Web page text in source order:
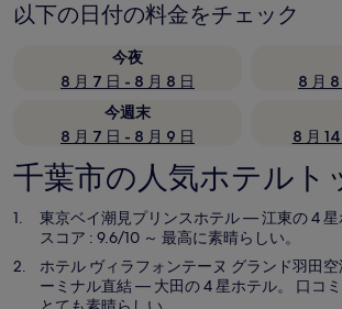
以下の日付の料金をチェック
今夜
8 月 7 日 - 8 月 8 日
8 月
今週末
8 月 7 日 - 8 月 9 日
8 月
千葉市の人気ホテルト
東京ベイ潮見プリンスホテル— 江東の 4 星
スコア : 9.6/10 ～ 最高に素晴らしい。
ホテル ヴィラフォンテーヌ グランド羽田
ーミナル直結 — 大田の 4 星ホテル。 口コ